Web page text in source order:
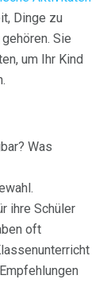
Dinge zu
Sie
um Ihr Kind
Was
ihre Schüler
oft